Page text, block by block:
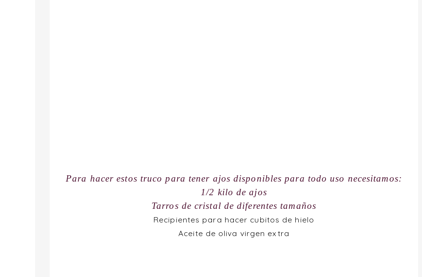
Para hacer estos truco para tener ajos disponibles para todo uso necesitamos:
1/2 kilo de ajos
Tarros de cristal de diferentes tamaños
Recipientes para hacer cubitos de hielo
Aceite de oliva virgen extra